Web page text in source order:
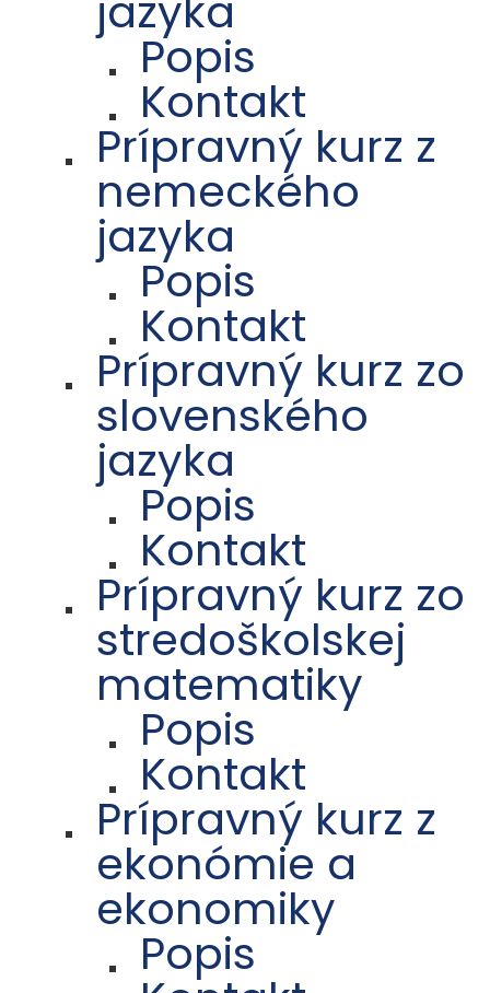
Popis
Kontakt
Prípravný kurz z
nemeckého
jazyka
Popis
Kontakt
Prípravný kurz zo
slovenského
jazyka
Popis
Kontakt
Prípravný kurz zo
stredoškolskej
matematiky
Popis
Kontakt
Prípravný kurz z
ekonómie a
ekonomiky
Popis